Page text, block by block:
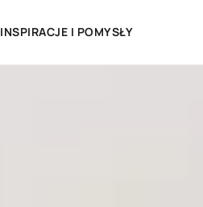
INSPIRACJE I POMYSŁY